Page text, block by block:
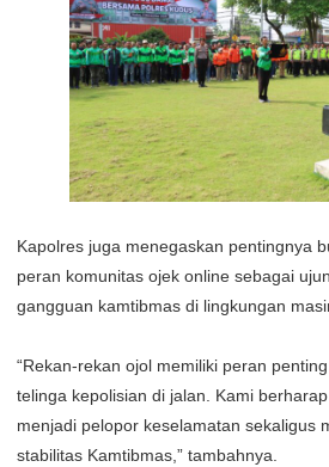
Kapolres juga menegaskan pentingnya
peran komunitas ojek online sebagai
gangguan kamtibmas di lingkungan
“Rekan-rekan ojol memiliki peran
telinga kepolisian di jalan. Kami
menjadi pelopor keselamatan sekaligus
stabilitas Kamtibmas,” tambahnya.